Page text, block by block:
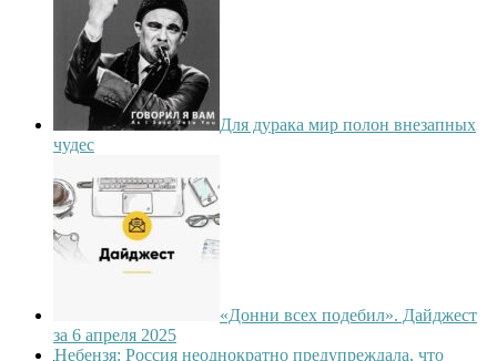
Для дурака мир полон внезапных
чудес
«Донни всех подебил». Дайджест
за 6 апреля 2025
Небензя: Россия неоднократно предупреждала, что